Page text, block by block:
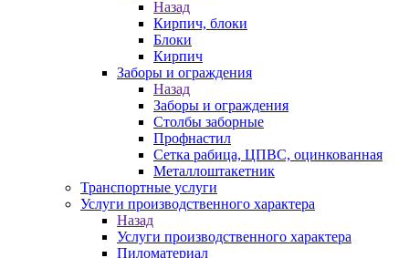
Назад
Кирпич, блоки
Блоки
Кирпич
Заборы и ограждения
Назад
Заборы и ограждения
Столбы заборные
Профнастил
Сетка рабица, ЦПВС, оцинкованная
Металлоштакетник
Транспортные услуги
Услуги производственного характера
Назад
Услуги производственного характера
Пиломатериал